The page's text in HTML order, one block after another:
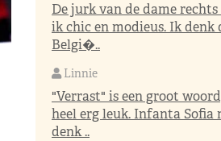
De jurk van de dame
ik chic en modieus. Ik
Belgi�..
Linnie
"Verrast" is een groot
heel erg leuk. Infanta Sofia
denk ..